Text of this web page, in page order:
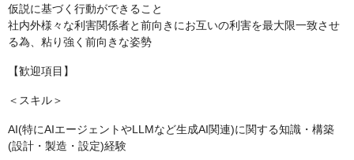
仮説に基づく行動ができること
社内外様々な利害関係者と前向きにお互いの利害を最大限一致させ
る為、粘り強く前向きな姿勢
【歓迎項目】
＜スキル＞
AI(特にAIエージェントやLLMなど生成AI関連)に関する知識・構築
(設計・製造・設定)経験